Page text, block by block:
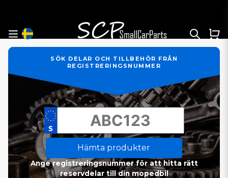
SÖK DELAR OCH TILLBEHÖR FRÅN
REGISTRERINGSNUMMER
Hämta produkter
Ange registreringsnummer för att hitta rätt
reservdelar till din mopedbil